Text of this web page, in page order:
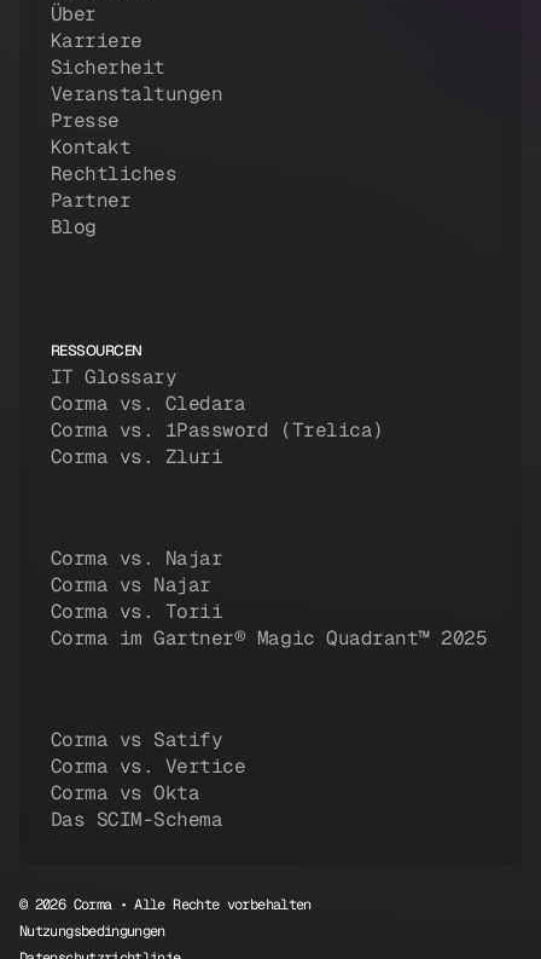
Über
Karriere
Sicherheit
Veranstaltungen
Presse
Kontakt
Rechtliches
Partner
Blog
RESSOURCEN
IT Glossary
Corma vs. Cledara
Corma vs. 1Password (Trelica)
Corma vs. Zluri
Corma vs. Najar
Corma vs Najar
Corma vs. Torii
Corma im Gartner® Magic Quadrant™ 2025
Corma vs Satify
Corma vs. Vertice
Corma vs Okta
Das SCIM-Schema
© 2026 Corma • Alle Rechte vorbehalten
Nutzungsbedingungen